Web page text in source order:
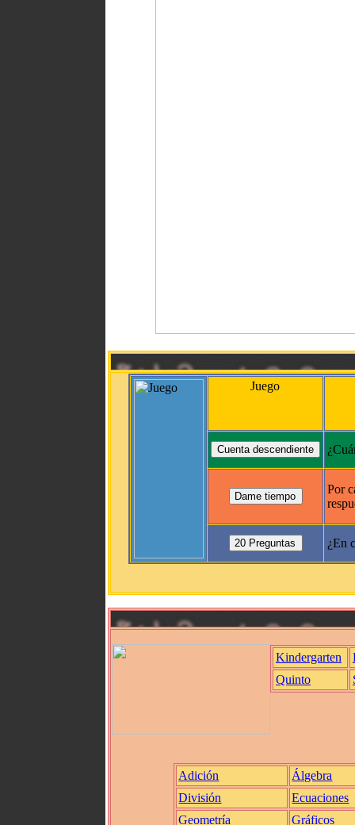
Juego
Por
¿En
Kindergarten
Quinto
Adición
Álgebra
División
Ecuaciones
Geometría
Gráficos